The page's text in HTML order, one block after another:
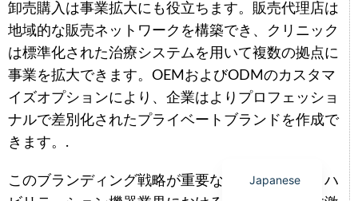
卸売購入は事業拡大にも役立ちます。販売代理店は
地域的な販売ネットワークを構築でき、クリニック
は標準化された治療システムを用いて複数の拠点に
事業を拡大できます。OEMおよびODMのカスタマ
イズオプションにより、企業はよりプロフェッショ
ナルで差別化されたプライベートブランドを作成で
きます。.
このブランディング戦略が重要なのは、美容・リハ
Japanese
Spanish
French
Russian
Portuguese
German